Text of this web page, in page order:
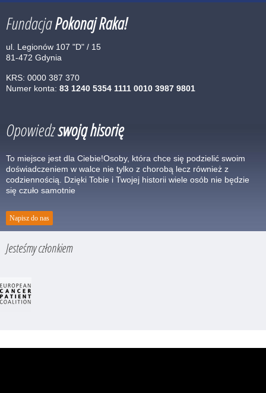
FundacjaPokonaj Raka!
ul. Legionów 107 "D" / 15
81-472 Gdynia
KRS: 0000 387 370
Numer konta: 83 1240 5354 1111 0010 3987 9801
Opowiedzswoją hisorię
To miejsce jest dla Ciebie!Osoby, która chce się podzielić swoim
doświadczeniem w walce nie tylko z chorobą lecz również z
codziennością. Dzięki Tobie i Twojej historii wiele osób nie będzie
się czuło samotnie
Napisz do nas
Jesteśmy członkiem